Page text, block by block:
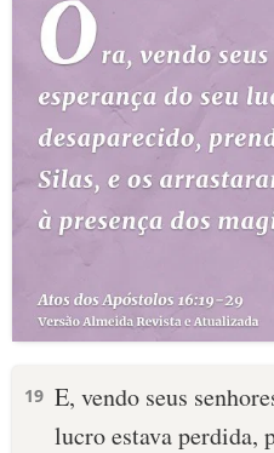
19 E, vendo seus
lucro estava perdida,